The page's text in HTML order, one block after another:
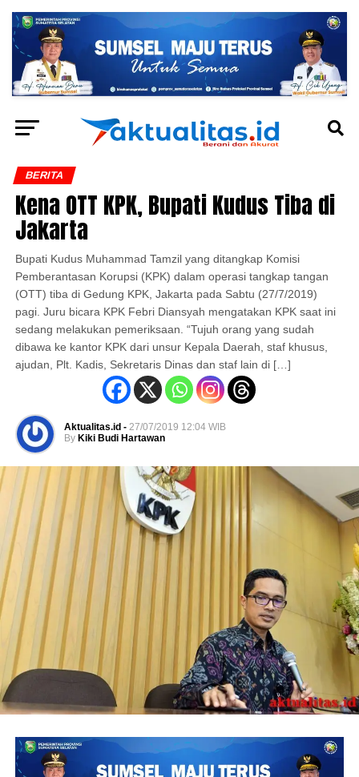
BERITA
Kena OTT KPK, Bupati Kudus Tiba di
Jakarta
Bupati Kudus Muhammad Tamzil yang ditangkap Komisi
Pemberantasan Korupsi (KPK) dalam operasi tangkap tangan
(OTT) tiba di Gedung KPK, Jakarta pada Sabtu (27/7/2019)
pagi. Juru bicara KPK Febri Diansyah mengatakan KPK saat ini
sedang melakukan pemeriksaan. “Tujuh orang yang sudah
dibawa ke kantor KPK dari unsur Kepala Daerah, staf khusus,
ajudan, Plt. Kadis, Sekretaris Dinas dan staf lain di […]
Aktualitas.id - 27/07/2019 12:04 WIB
By Kiki Budi Hartawan